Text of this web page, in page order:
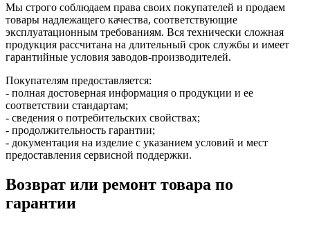
Мы строго соблюдаем права своих покупателей и продаем
товары надлежащего качества, соответствующие
эксплуатационным требованиям. Вся технически сложная
продукция рассчитана на длительный срок службы и имеет
гарантийные условия заводов-производителей.
Покупателям предоставляется:
- полная достоверная информация о продукции и ее
соответствии стандартам;
- сведения о потребительских свойствах;
- продолжительность гарантии;
- документация на изделие с указанием условий и мест
предоставления сервисной поддержки.
Возврат или ремонт товара по
гарантии